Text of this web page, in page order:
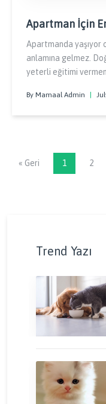
Apartman İçin
Apartmanda yaşıyor
anlamına gelmez.
yeterli eğitimi
bahsetmiyorum.
By Mamaal Admin
« Geri 1 2
Trend Yazı